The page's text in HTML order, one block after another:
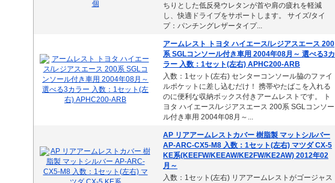
ちりとした低反発ウレタンが首や肩の疲れを軽減
し、快適ドライブをサポートします。 サイズ/タイ
プ：パンチングレザータイプ...
アームレスト トヨタ ハイエース/レジアスエース 200
系 SGLコンソール付き車用 2004年08月～ 選べる3カ
ラー 入数：1セット(左右) APHC200-ARB
入数：1セット(左右) センターコンソール脇のファイ
ルポケットに差し込むだけ！ 携帯やたばこを入れる
のに便利な収納ボックス付きアームレストです。 ト
ヨタ ハイエース/レジアスエース 200系 SGLコンソー
ル付き車用 2004年08月～...
AP リアアームレストカバー 樹脂製 マットシルバー
AP-ARC-CX5-M8 入数：1セット(左右) マツダ CX-5
KE系(KEEFW/KEEAW/KE2FW/KE2AW) 2012年02
月～
入数：1セット(左右) リアアームレストがゴージャス